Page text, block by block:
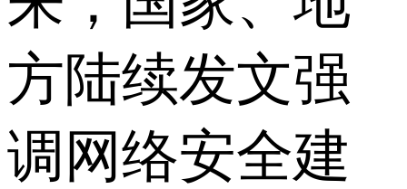
方陆续发文强
调网络安全建